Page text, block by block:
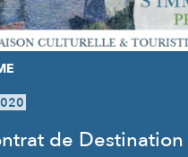
de Destination